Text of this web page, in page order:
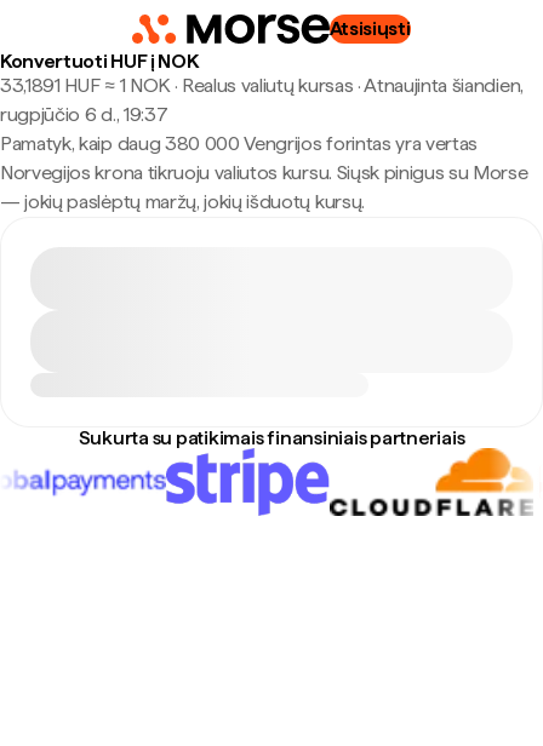
Atsisiųsti
Konvertuoti HUF į NOK
33,1891 HUF ≈ 1 NOK · Realus valiutų kursas ·Atnaujinta šiandien,
rugpjūčio 6 d., 19:37
Pamatyk, kaip daug 380 000 Vengrijos forintas yra vertas
Norvegijos krona tikruoju valiutos kursu. Siųsk pinigus su Morse
— jokių paslėptų maržų, jokių išduotų kursų.
Sukurta su patikimais finansiniais partneriais